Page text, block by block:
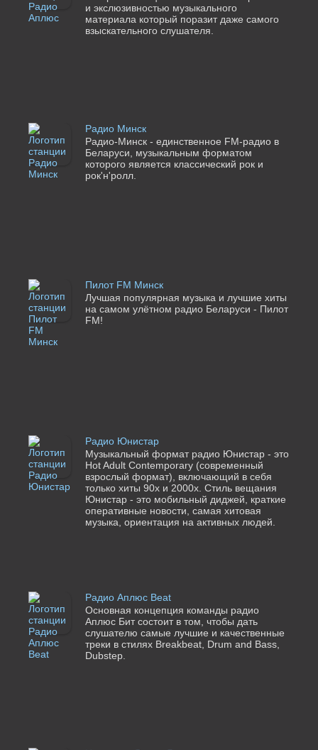
и экслюзивностью музыкального
материала который поразит даже самого
взыскательного слушателя.
Радио Минск
Радио-Минск - единственное FM-радио в
Беларуси, музыкальным форматом
которого является классический рок и
рок'н'ролл.
Пилот FM Минск
Лучшая популярная музыка и лучшие хиты
на самом улётном радио Беларуси - Пилот
FM!
Радио Юнистар
Музыкальный формат радио Юнистар - это
Hot Adult Contemporary (современный
взрослый формат), включающий в себя
только хиты 90х и 2000х. Стиль вещания
Юнистар - это мобильный диджей, краткие
оперативные новости, самая хитовая
музыка, ориентация на активных людей.
Радио Аплюс Beat
Основная концепция команды радио
Аплюс Бит состоит в том, чтобы дать
слушателю самые лучшие и качественные
треки в стилях Breakbeat, Drum and Bass,
Dubstep.